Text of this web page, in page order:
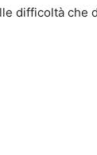
difficoltà che